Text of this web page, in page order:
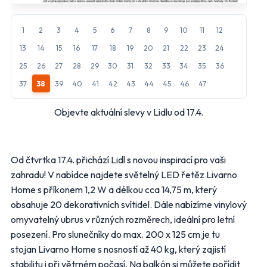
1 2 3 4 5 6 7 8 9 10 11
12
13
14 15 16 17 18 19 20 21 22 23
24
25
26 27 28 29 30 31 32 33 34 35
36
37
38 39 40 41 42 43 44 45 46 47
Objevte aktuální slevy v Lidlu od 17.4.
Od čtvrtka 17.4. přichází Lidl s novou inspirací pro vaši
zahradu! V nabídce najdete světelný LED řetěz Livarno
Home s příkonem 1,2 W a délkou cca 14,75 m, který
obsahuje 20 dekorativních svítidel. Dále nabízíme vinylový
omyvatelný ubrus v různých rozměrech, ideální pro letní
posezení. Pro slunečníky do max. 200 x 125 cm je tu
stojan Livarno Home s nosností až 40 kg, který zajistí
stabilitu i při větrném počasí. Na balkón si můžete pořídit
Další obchody podle kategorií
Bydlení, zahrada
Elektro
Nábytek
Ostatní supermarkety
Přihlásit k odběru